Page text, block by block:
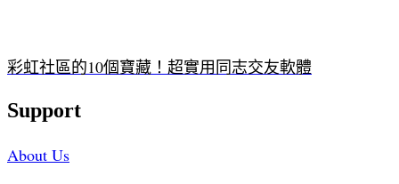
彩虹社區的10個寶藏！超實用同志交友軟體
Support
About Us